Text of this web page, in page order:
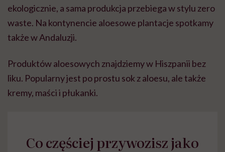
ekologicznie, a sama produkcja przebiega w stylu zero
waste. Na kontynencie aloesowe plantacje spotkamy
także w Andaluzji.
Produktów aloesowych znajdziemy w Hiszpanii bez
liku. Popularny jest po prostu sok z aloesu, ale także
kremy, maści i płukanki.
Co częściej przywozisz jako